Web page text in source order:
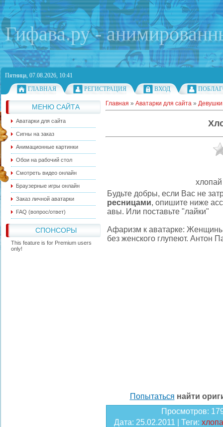
Гифава.ру -
Пятница, 07.08.2026, 10:41
ГЛАВНАЯ
РЕГИСТРАЦИЯ ВХОД
МЕНЮ САЙТА
Аватарки для сайта
Сигны на заказ
Анимационные картинки
Обои на рабочий стол
Смотреть видео онлайн
Браузерные игры онлайн
Заказ личной аватарки
FAQ (вопрос/ответ)
СПОНСОРЫ
This feature is for Premium users
only!
Главная » Аватарки для сайта »
Будьте добры, если Вас не
ресницами, опишите ниже
авы. Или поставьте "лайки"
Афаризм к аватарке:
без женского глупеют. Антон
Попытаться найти
Просмотров:
Дата: 25.02.2011 | Теги: